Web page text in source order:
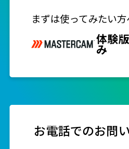
まずは使ってみたい方
体験
み
お電話でのお問